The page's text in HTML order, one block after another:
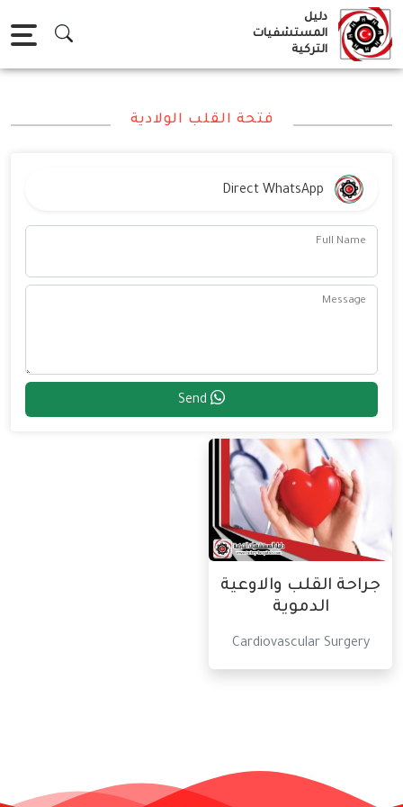
Skip
content
دليل
المستشفيات
التركية
فتحة القلب الولادية
Full Name
Message
جراحة القلب والاوعية
الدموية
Cardiovascular Surgery